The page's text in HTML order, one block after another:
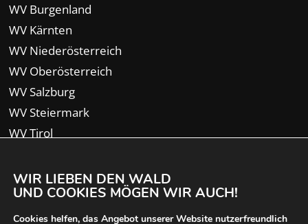
WV Burgenland
WV Kärnten
WV Niederösterreich
WV Oberösterreich
WV Salzburg
WV Steiermark
WV Tirol
WIR LIEBEN DEN WALD
UND COOKIES MÖGEN WIR AUCH!
Cookies helfen, das Angebot unserer Website nutzerfreundlich